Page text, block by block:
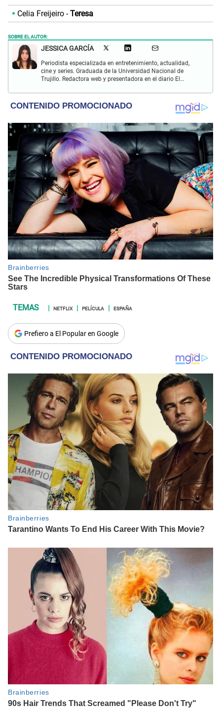
Celia Freijeiro -Teresa
SOBRE EL AUTOR:
JESSICA GARCÍA
Periodista especializada en entretenimiento, actualidad,
cine y series. Graduada de la Universidad Nacional de
Trujillo. Redactora web y presentadora en el diario El
sociales, nuevas tecnologías, así como la defensa de los
derechos humanos y animales.
NETFLIX PELÍCULA ESPAÑA
Prefiero a El Popular en Google